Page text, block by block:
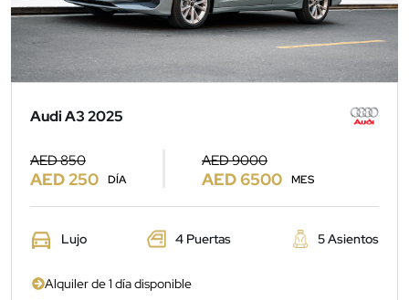
Audi A3 2025
AED 850
AED 250 DÍA
AED 9000
AED 6500 MES
Lujo 4 Puertas 5 Asientos
Alquiler de 1 día disponible